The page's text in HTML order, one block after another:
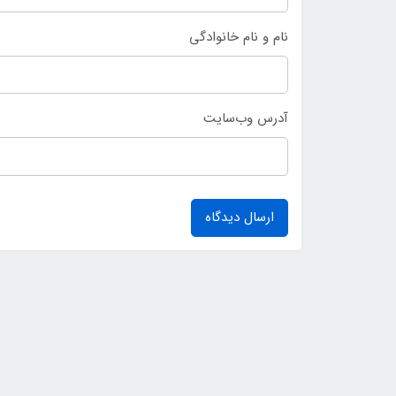
نام و نام خانوادگی
آدرس وب‌سایت
ارسال دیدگاه